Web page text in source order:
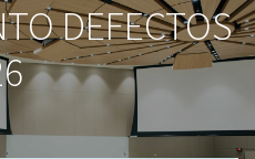
DEFECTOS